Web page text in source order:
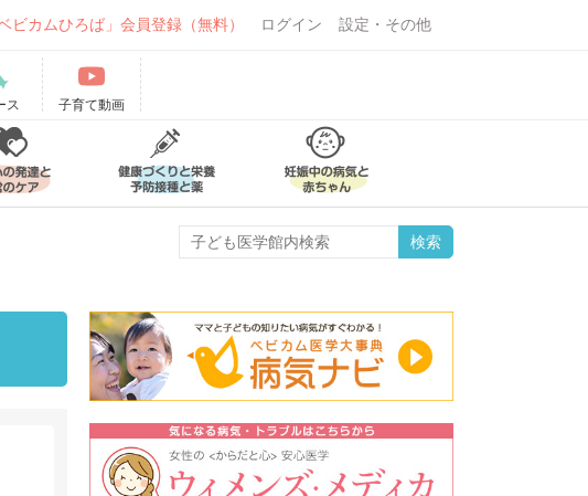
ベビカムひろば」会員登録（無料） ログイン 設定・その他
ス 子育て動画